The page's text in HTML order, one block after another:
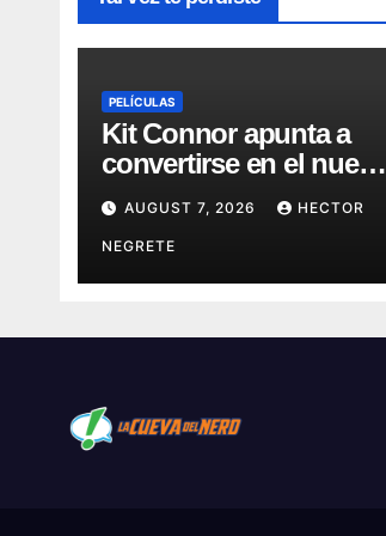
PELÍCULAS
Kit Connor apunta a
convertirse en el nuevo
Cyclops del Universo
Marvel
AUGUST 7, 2026 HECTOR
NEGRETE